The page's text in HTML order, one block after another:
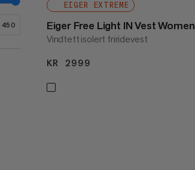
EIGER EXTREME
Eiger Free Light IN Vest Women
Vindtett isolert friridevest
KR 2999